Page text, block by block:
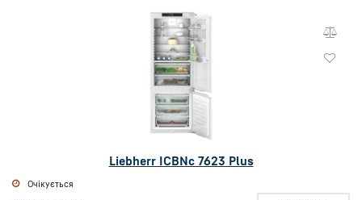
Liebherr ICBNc 7623 Plus
Очікується